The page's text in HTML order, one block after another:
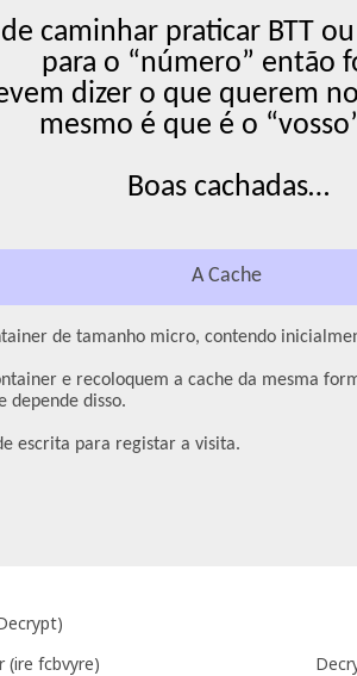
caminhar praticar BTT
para o “número” então
dizer o que querem
mesmo é que é o
Boas cachadas…
A Cache
de tamanho micro, contendo
e recoloquem a cache da mesma
depende disso.
escrita para registar a visita.
)
(ire fcbvyre)